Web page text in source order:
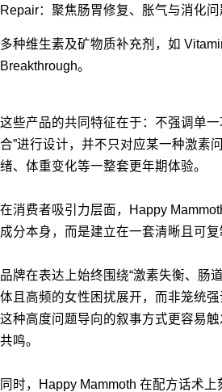
Repair：聚焦肠胃修复、胀气与消化问
多种维生素及矿物质补充剂，如
Breakthrough。
这些产品的共同特征在于：不强调单一
合”进行设计，并不只对应某一种激素
绪、体重变化等一整套更年期体验。
在消费者吸引力层面，Happy
成分本身，而是建立在一套清晰且可复
品牌在表达上始终围绕“激素失衡、肠
体且高频的女性困扰展开，而非笼统强
这种高度问题导向的叙事方式更容易
共鸣。
同时，Happy Mammoth 在配方话术上